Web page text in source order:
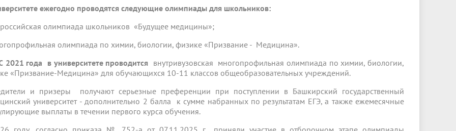
ежегодно проводятся следующие олимпиады для школьников:
олимпиада школьников «Будущее медицины»;
олимпиада по химии, биологии, физике «Призвание - Медицина».
2021 года в университете проводится внутривузовская многопрофильная олимпиада по химии, биологии,
«Призвание-Медицина» для обучающихся 10-11 классов общеобразовательных учреждений.
и призеры получают серьезные преференции при поступлении в Башкирский государственный
университет - дополнительно 2 балла к сумме набранных по результатам ЕГЭ, а также ежемесячные
выплаты в течении первого курса обучения.